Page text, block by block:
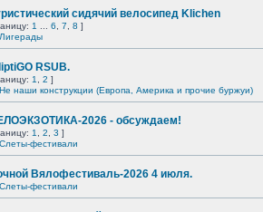
сидячий велосипед Klichen
1 6 7 8 ]
Лигерады
RSUB.
1 2 ]
Не наши конструкции (Европа, Америка и прочие буржуи)
2026 - обсуждаем!
1 2 3 ]
Слеты-фестивали
Вялофестиваль-2026 4 июля.
Слеты-фестивали